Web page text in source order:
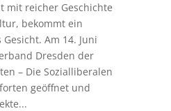
mit reicher Geschichte
bekommt ein
Am 14. Juni
Dresden der
– Die Sozialliberalen
geöffnet und